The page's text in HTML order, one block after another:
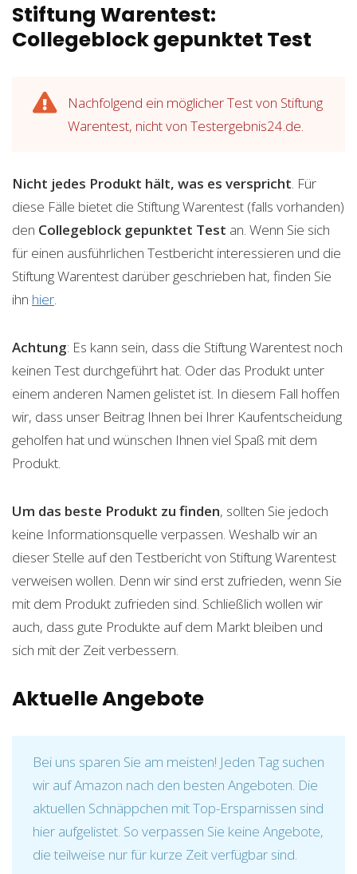
Stiftung Warentest:
Collegeblock gepunktet Test
Nachfolgend ein möglicher Test von Stiftung
Warentest, nicht von Testergebnis24.de.
Nicht jedes Produkt hält, was es verspricht. Für
diese Fälle bietet die Stiftung Warentest (falls vorhanden)
den Collegeblock gepunktet Test an. Wenn Sie sich
für einen ausführlichen Testbericht interessieren und die
Stiftung Warentest darüber geschrieben hat, finden Sie
ihn hier.
Achtung: Es kann sein, dass die Stiftung Warentest noch
keinen Test durchgeführt hat. Oder das Produkt unter
einem anderen Namen gelistet ist. In diesem Fall hoffen
wir, dass unser Beitrag Ihnen bei Ihrer Kaufentscheidung
geholfen hat und wünschen Ihnen viel Spaß mit dem
Produkt.
Um das beste Produkt zu finden, sollten Sie jedoch
keine Informationsquelle verpassen. Weshalb wir an
dieser Stelle auf den Testbericht von Stiftung Warentest
verweisen wollen. Denn wir sind erst zufrieden, wenn Sie
mit dem Produkt zufrieden sind. Schließlich wollen wir
auch, dass gute Produkte auf dem Markt bleiben und
sich mit der Zeit verbessern.
Aktuelle Angebote
Bei uns sparen Sie am meisten! Jeden Tag suchen
wir auf Amazon nach den besten Angeboten. Die
aktuellen Schnäppchen mit Top-Ersparnissen sind
hier aufgelistet. So verpassen Sie keine Angebote,
die teilweise nur für kurze Zeit verfügbar sind.